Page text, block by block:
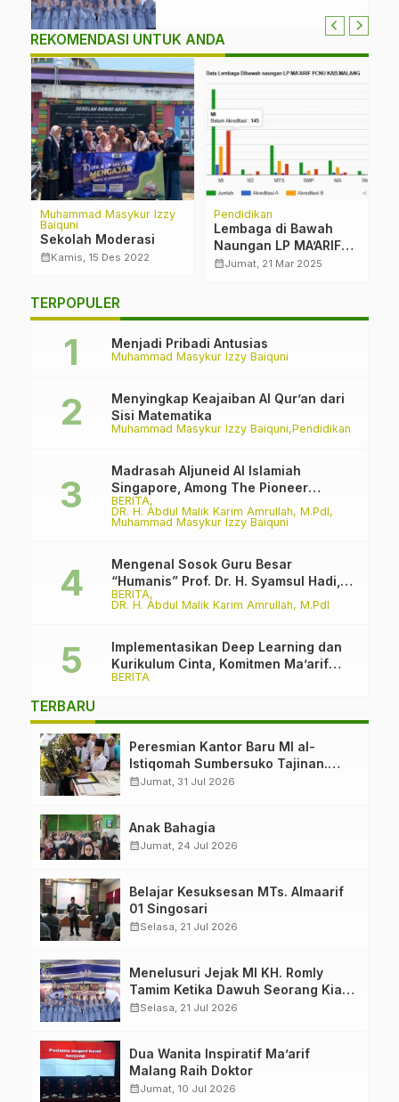
REKOMENDASI UNTUK ANDA
Muhammad Masykur Izzy
Baiquni
Sekolah Moderasi
calendar_monthKamis, 15 Des 2022
Pendidikan
Lembaga di Bawah
Naungan LP MA’ARIF
PCNU KAB. MALANG
calendar_monthJumat, 21 Mar 2025
TERPOPULER
Muhammad Masykur Izzy Baiquni
Menjadi Pribadi Antusias
Muhammad Masykur Izzy Baiquni Pendidikan
Menyingkap Keajaiban Al Qur’an dari
Sisi Matematika
BERITA
DR. H. Abdul Malik Karim Amrullah, M.PdI
Muhammad Masykur Izzy Baiquni
Madrasah Aljuneid Al Islamiah
Singapore, Among The Pioneer
Madrasah
BERITA
DR. H. Abdul Malik Karim Amrullah, M.PdI
Mengenal Sosok Guru Besar
“Humanis” Prof. Dr. H. Syamsul Hadi,
M.Pd., M.Ed.
BERITA
Implementasikan Deep Learning dan
Kurikulum Cinta, Komitmen Ma’arif
PCNU Kabupaten Malang Melawan
TERBARU
Peresmian Kantor Baru MI al-
Istiqomah Sumbersuko Tajinan.
Ketua LP Ma’arif PCNU Malang
calendar_monthJumat, 31 Jul 2026
Anak Bahagia
calendar_monthJumat, 24 Jul 2026
Belajar Kesuksesan MTs. Almaarif
01 Singosari
calendar_monthSelasa, 21 Jul 2026
Menelusuri Jejak MI KH. Romly
Tamim Ketika Dawuh Seorang Kiai
Menjelma Menjadi Mercusuar
calendar_monthSelasa, 21 Jul 2026
Dua Wanita Inspiratif Ma’arif
Malang Raih Doktor
calendar_monthJumat, 10 Jul 2026